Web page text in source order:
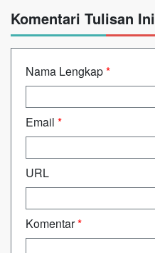
Komentari Tulisan Ini
Nama Lengkap*
Email *
URL
Komentar*